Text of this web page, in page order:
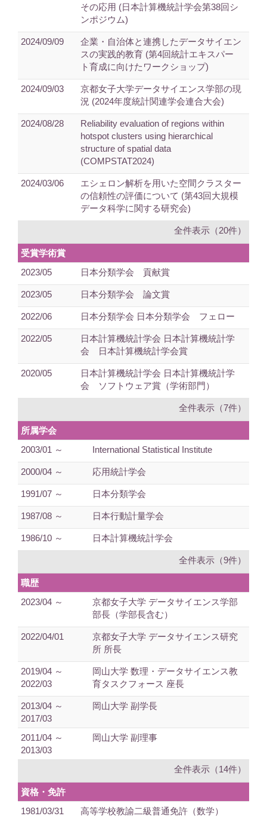
その応用 (日本計算機統計学会第38回シ
ンポジウム)
2024/09/09
企業・自治体と連携したデータサイエン
スの実践的教育 (第4回統計エキスパー
ト育成に向けたワークショップ)
2024/09/03
京都女子大学データサイエンス学部の現
況 (2024年度統計関連学会連合大会)
2024/08/28
Reliability evaluation of regions within
hotspot clusters using hierarchical
structure of spatial data
(COMPSTAT2024)
2024/03/06
エシェロン解析を用いた空間クラスター
の信頼性の評価について (第43回大規模
データ科学に関する研究会)
全件表示（20件）
受賞学術賞
2023/05
日本分類学会 貢献賞
2023/05 日本分類学会 論文賞
2022/06 日本分類学会 日本分類学会 フェロー
2022/05
日本計算機統計学会 日本計算機統計学
会 日本計算機統計学会賞
2020/05
日本計算機統計学会 日本計算機統計学
会 ソフトウェア賞（学術部門）
全件表示（7件）
所属学会
2003/01 ～
International Statistical Institute
2000/04 ～ 応用統計学会
1991/07 ～ 日本分類学会
1987/08 ～ 日本行動計量学会
1986/10 ～ 日本計算機統計学会
全件表示（9件）
職歴
2023/04 ～
京都女子大学 データサイエンス学部
部長（学部長含む）
2022/04/01
京都女子大学 データサイエンス研究
所 所長
2019/04 ～
2022/03
岡山大学 数理・データサイエンス教
育タスクフォース 座長
2013/04 ～
2017/03
岡山大学 副学長
2011/04 ～
2013/03
岡山大学 副理事
全件表示（14件）
資格・免許
1981/03/31
高等学校教諭二級普通免許（数学）